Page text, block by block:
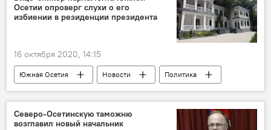
Осетии опроверг слухи о его
избиении в резиденции президента
16 октября 2020, 14:15
Южная Осетия Новости Политика
Северо-Осетинскую таможню
возглавил новый начальник